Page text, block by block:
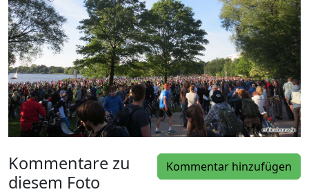
Kommentar hinzufügen
Kommentare zu
diesem Foto